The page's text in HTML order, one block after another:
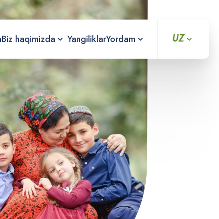
Biz haqimizda YangiliklarYordam UZ